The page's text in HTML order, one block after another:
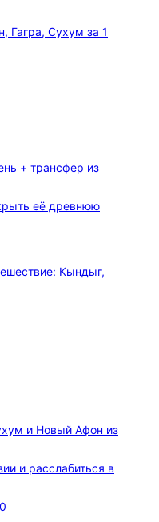
+ трансфер из
её древнюю
и Новый Афон из
и расслабиться в